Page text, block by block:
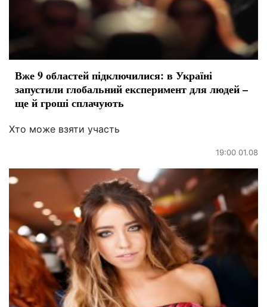
Вже 9 областей підключилися: в Україні
запустили глобальний експеримент для людей –
ще й гроші сплачують
Хто може взяти участь
19:00 01.08